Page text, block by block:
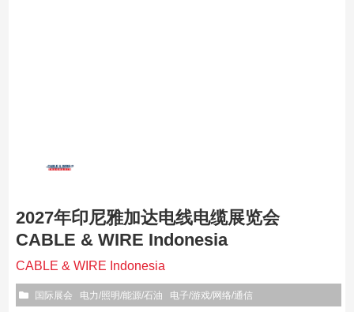
2027年印尼雅加达电线电缆展览会
CABLE & WIRE Indonesia
CABLE & WIRE Indonesia
国际展会 电力/照明/能源/石油 电子/游戏/网络/通信